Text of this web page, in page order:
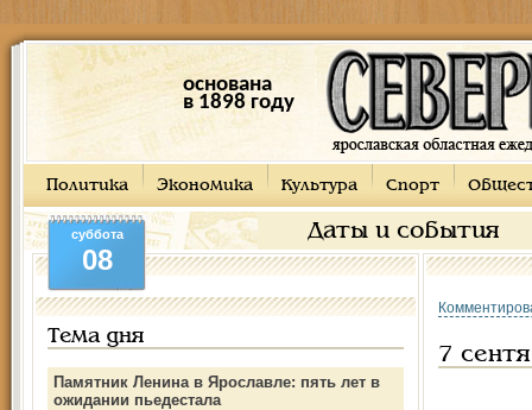
основана
в 1898 году
Политика Экономика Культура Спорт
Даты и события
суббота
08
Тема дня
Памятник Ленина в Ярославле: пять лет в
ожидании пьедестала
7